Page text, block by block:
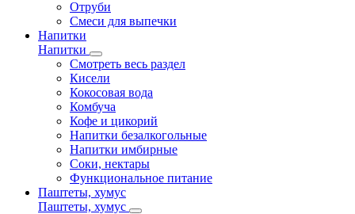
Отруби
Смеси для выпечки
Напитки
Напитки
Смотреть весь раздел
Кисели
Кокосовая вода
Комбуча
Кофе и цикорий
Напитки безалкогольные
Напитки имбирные
Соки, нектары
Функциональное питание
Паштеты, хумус
Паштеты, хумус